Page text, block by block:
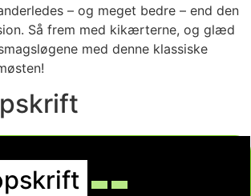
– og meget bedre – end den
Så frem med kikærterne, og glæd
med denne klassiske